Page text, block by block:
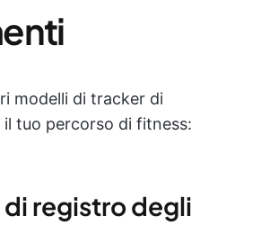
modelli di tracker di
tuo percorso di fitness:
di registro degli